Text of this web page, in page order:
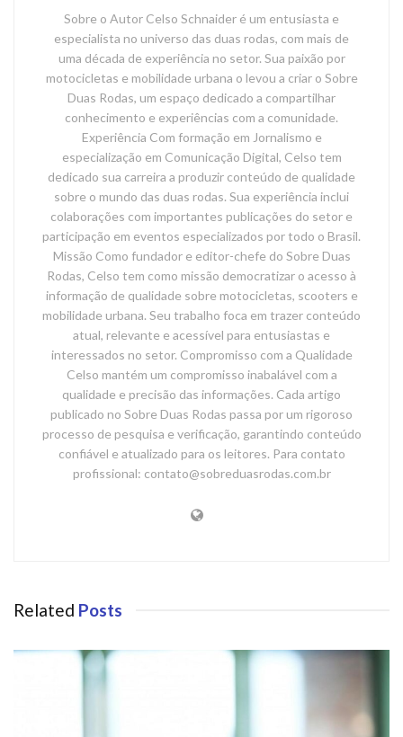
Sobre o Autor Celso Schnaider é um entusiasta e
especialista no universo das duas rodas, com mais de
uma década de experiência no setor. Sua paixão por
motocicletas e mobilidade urbana o levou a criar o Sobre
Duas Rodas, um espaço dedicado a compartilhar
conhecimento e experiências com a comunidade.
Experiência Com formação em Jornalismo e
especialização em Comunicação Digital, Celso tem
dedicado sua carreira a produzir conteúdo de qualidade
sobre o mundo das duas rodas. Sua experiência inclui
colaborações com importantes publicações do setor e
participação em eventos especializados por todo o Brasil.
Missão Como fundador e editor-chefe do Sobre Duas
Rodas, Celso tem como missão democratizar o acesso à
informação de qualidade sobre motocicletas, scooters e
mobilidade urbana. Seu trabalho foca em trazer conteúdo
atual, relevante e acessível para entusiastas e
interessados no setor. Compromisso com a Qualidade
Celso mantém um compromisso inabalável com a
qualidade e precisão das informações. Cada artigo
publicado no Sobre Duas Rodas passa por um rigoroso
processo de pesquisa e verificação, garantindo conteúdo
confiável e atualizado para os leitores. Para contato
profissional: contato@sobreduasrodas.com.br
Related Posts